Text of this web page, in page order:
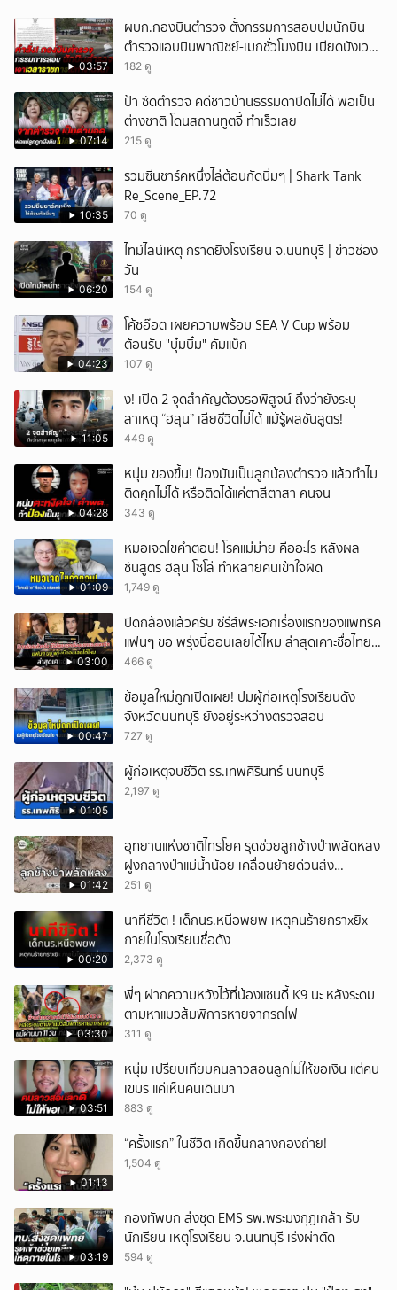
03:57
ผบก.กองบินตำรวจ ตั้งกรรมการสอบปมนักบิน
ตำรวจแอบบินพาณิชย์-เมกชั่วโมงบิน เบียดบังเวลา
ทำหน้าที่
182 ดู
07:14
ป้า ซัดตำรวจ คดีชาวบ้านธรรมดาปิดไม่ได้ พอเป็น
ต่างชาติ โดนสถานทูตจี้ ทำเร็วเลย
215 ดู
10:35
รวมซีนชาร์คหนึ่งไล่ต้อนกัดนิ่มๆ | Shark Tank
Re_Scene_EP.72
70 ดู
06:20
ไทม์ไลน์เหตุ กราดยิงโรงเรียน จ.นนทบุรี | ข่าวช่อง
วัน
154 ดู
04:23
โค้ชอ๊อต เผยความพร้อม SEA V Cup พร้อม
ต้อนรับ "บุ๋มบิ๋ม" คัมแบ็ก
107 ดู
11:05
ึ้ง! เปิด 2 จุดสำคัญต้องรอพิสูจน์ ถึงว่ายังระบุ
สาเหตุ “ฮลุน” เสียชีวิตไม่ได้ แม้รู้ผลชันสูตร!
449 ดู
04:28
หนุ่ม ของขึ้น! ป๋องมันเป็นลูกน้องตำรวจ แล้วทำไม
ติดคุกไม่ได้ หรือติดได้แค่ตาสีตาสา คนจน
343 ดู
01:09
หมอเจดไขคำตอบ! โรคแม่ม่าย คืออะไร หลังผล
ชันสูตร ฮลุน โซโล่ ทำหลายคนเข้าใจผิด
1,749 ดู
03:00
ปิดกล้องแล้วครับ ซีรีส์พระเอกเรื่องแรกของแพทริค
แฟนๆ ขอ พรุ่งนี้ออนเลยได้ไหม ล่าสุดเคาะชื่อไทย
แล้ว
466 ดู
00:47
ข้อมูลใหม่ถูกเปิดเผย! ปมผู้ก่อเหตุโรงเรียนดัง
จังหวัดนนทบุรี ยังอยู่ระหว่างตรวจสอบ
727 ดู
01:05
ผู้ก่อเหตุจบชีวิต รร.เทพศิรินทร์ นนทบุรี
2,197 ดู
01:42
อุทยานแห่งชาติไทรโยค รุดช่วยลูกช้างป่าพลัดหลง
ฝูงกลางป่าแม่น้ำน้อย เคลื่อนย้ายด่วนส่ง
สัตวแพทย์ดูแลใกล้ชิด
251 ดู
00:20
นาทีชีวิต ! เด็กนร.หนีอพยพ เหตุคนร้ายกราxยิx
ภายในโรงเรียนชื่อดัง
2,373 ดู
03:30
พี่ๆ ฝากความหวังไว้ที่น้องแซนดี้ K9 นะ หลังระดม
ตามหาแมวส้มพิการหายจากรถไฟ
311 ดู
03:51
หนุ่ม เปรียบเทียบคนลาวสอนลูกไม่ให้ขอเงิน แต่คน
เขมร แค่เห็นคนเดินมา
883 ดู
01:13
“ครั้งแรก” ในชีวิต เกิดขึ้นกลางกองถ่าย!
1,504 ดู
03:19
กองทัพบก ส่งชุด EMS รพ.พระมงกุฎเกล้า รับ
นักเรียน เหตุโรงเรียน จ.นนทบุรี เร่งผ่าตัด
594 ดู